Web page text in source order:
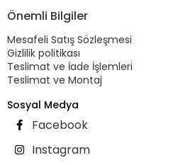
Önemli Bilgiler
Mesafeli Satış Sözleşmesi
Gizlilik politikası
Teslimat ve İade İşlemleri
Teslimat ve Montaj
Sosyal Medya
Facebook
Instagram